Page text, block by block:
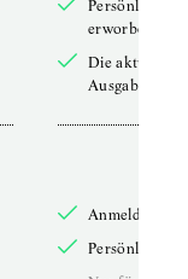
Persönliches
erworbenen
Die aktuelle
Ausgabe
Anmelden
Persönliche